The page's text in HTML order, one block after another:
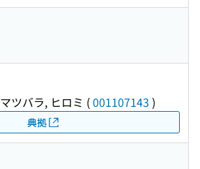
マツバラ, ヒロミ (001107143 )
典拠